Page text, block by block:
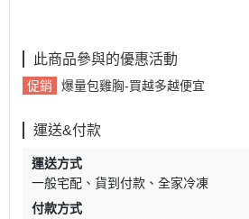
此商品參與的優惠活動
促銷 爆量包雞胸-買越多越便宜
運送&付款
運送方式
一般宅配
貨到付款
全家冷凍
付款方式